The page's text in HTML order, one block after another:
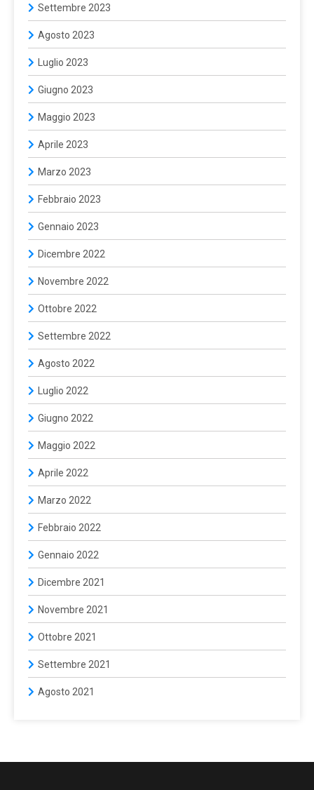
Settembre 2023
Agosto 2023
Luglio 2023
Giugno 2023
Maggio 2023
Aprile 2023
Marzo 2023
Febbraio 2023
Gennaio 2023
Dicembre 2022
Novembre 2022
Ottobre 2022
Settembre 2022
Agosto 2022
Luglio 2022
Giugno 2022
Maggio 2022
Aprile 2022
Marzo 2022
Febbraio 2022
Gennaio 2022
Dicembre 2021
Novembre 2021
Ottobre 2021
Settembre 2021
Agosto 2021